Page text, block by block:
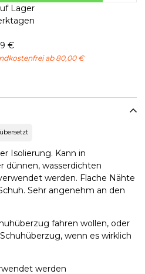
Isolierung. Kann in
dünnen, wasserdichten
werden. Flache Nähte
Sehr angenehm an den
fahren wollen, oder
wenn es wirklich
werden
Lager
€
ab 80,00 €